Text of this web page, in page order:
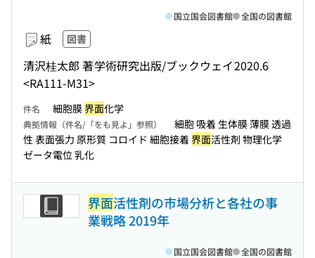
紙 図書
清沢桂太郎 著学術研究出版/ブックウェイ2020.6
<RA111-M31>
国立国会図書館 全国の図書館
件名 細胞膜 界面化学
典拠情報（件名/「をも見よ」参照）
細胞 吸着 生体膜 薄膜 透過
性 表面張力 原形質 コロイド 細胞接着 界面活性剤 物理化学
ゼータ電位 乳化
界面活性剤の市場分析と各社の事
業戦略 2019年
国立国会図書館 全国の図書館